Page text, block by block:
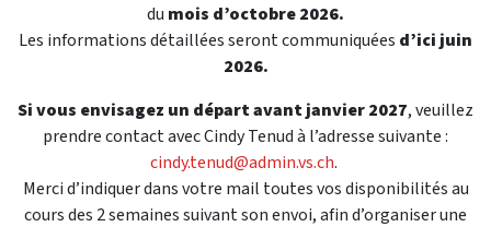
du mois d’octobre 2026.
Les informations détaillées seront communiquées d’ici juin
2026.
Si vous envisagez un départ avant janvier 2027, veuillez
prendre contact avec Cindy Tenud à l’adresse suivante :
cindy.tenud@admin.vs.ch.
Merci d’indiquer dans votre mail toutes vos disponibilités au
cours des 2 semaines suivant son envoi, afin d’organiser une